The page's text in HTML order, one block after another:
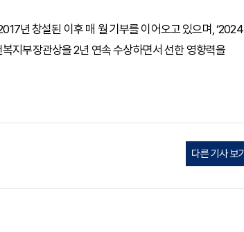
년 창설된 이후 매 월 기부를 이어오고 있으며, ‘2024
지부장관상을 2년 연속 수상하면서 선한 영향력을
다른 기사 보기